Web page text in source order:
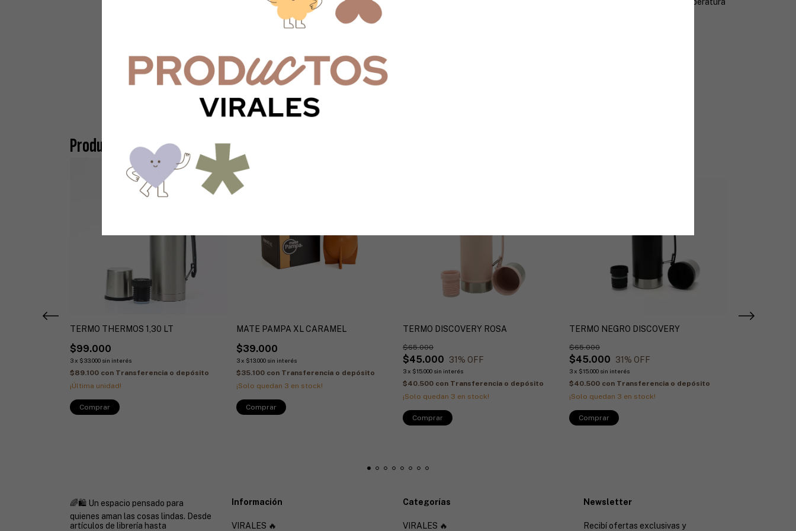
¡No te quedes sin él y disfruta de tus tragos siempre a la temperatura
Productos similares
TERMO THERMOS 1,30 LT
$99.000
3 x $33.000 sin interés
$89.100 con Transferencia o depósito
¡Última unidad!
MATE PAMPA XL CARAMEL
$39.000
3 x $13.000 sin interés
$35.100 con Transferencia o depósito
¡Solo quedan 3 en stock!
TERMO DISCOVERY ROSA
$45.000
$65.000
31 % OFF
3 x $15.000 sin interés
$40.500 con Transferencia o depósito
¡Solo quedan 3 en stock!
TERMO NEGRO DISCOVERY
$45.000
$65.000
31 % OFF
3 x $15.000 sin interés
$40.500 con Transferencia o depósito
¡Solo quedan 3 en stock!
🌈🛍️ Un espacio pensado para
quienes aman las cosas lindas. Desde
artículos de librería hasta
Información
VIRALES 🔥
Categorías
VIRALES 🔥
Newsletter
Recibí ofertas exclusivas y